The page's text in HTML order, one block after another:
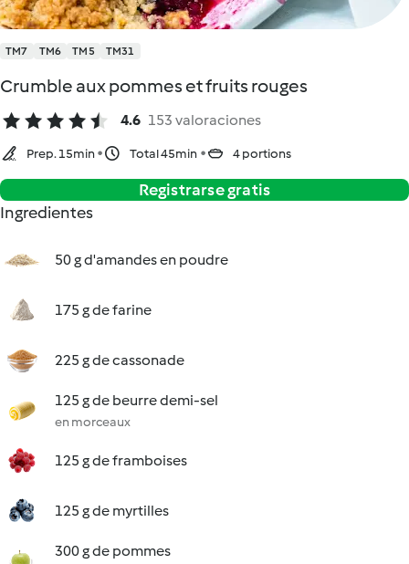
TM7 TM6 TM5 TM31
Crumble aux pommes et fruits rouges
4.6 153 valoraciones
Prep. 15min Total 45min 4 portions
Registrarse gratis
Ingredientes
50 g d'amandes en poudre
175 g de farine
225 g de cassonade
125 g de beurre demi-sel
en morceaux
125 g de framboises
125 g de myrtilles
300 g de pommes